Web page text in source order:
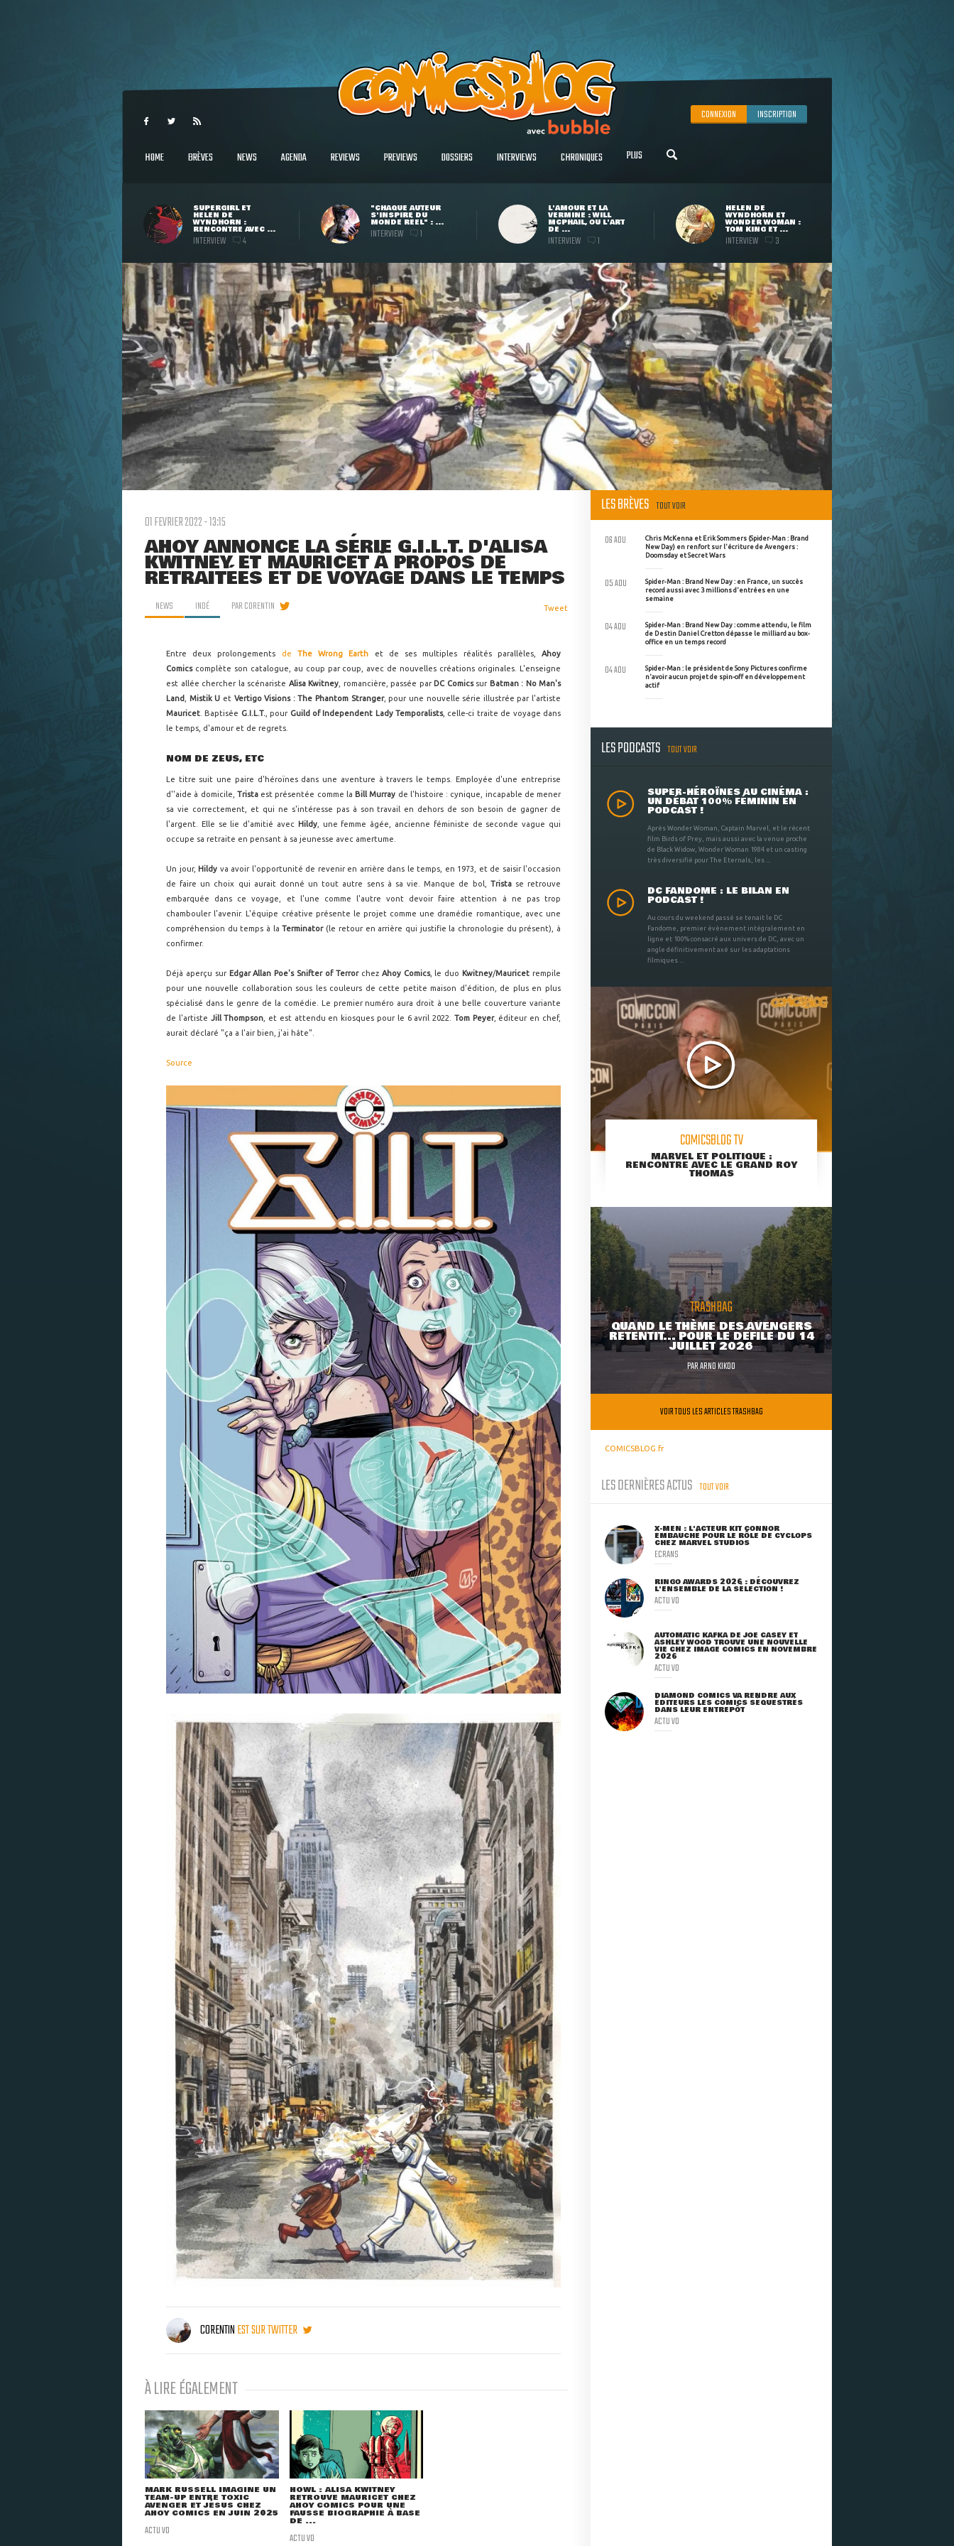
CONNEXION INSCRIPTION
HOME BRÈVES NEWS AGENDA REVIEWS PREVIEWS DOSSIERS INTERVIEWS CHRONIQUES PLUS
SUPERGIRL ET
HELEN DE
WYNDHORN :
RENCONTRE AVEC ...
INTERVIEW 4
"CHAQUE AUTEUR
S'INSPIRE DU
MONDE RÉEL" : ...
INTERVIEW 1
L'AMOUR ET LA
VERMINE : WILL
MCPHAIL, OU L'ART
DE ...
INTERVIEW 1
HELEN DE
WYNDHORN ET
WONDER WOMAN :
TOM KING ET ...
INTERVIEW 3
01 FEVRIER 2022 - 13:15
AHOY ANNONCE LA SÉRIE G.I.L.T. D'ALISA
KWITNEY ET MAURICET À PROPOS DE
RETRAITÉES ET DE VOYAGE DANS LE TEMPS
NEWS INDÉ PARCORENTIN Tweet
Entre deux prolongements de The Wrong Earth et de ses multiples réalités parallèles,Ahoy
Comicscomplète son catalogue, au coup par coup, avec de nouvelles créations originales. L'enseigne
est allée chercher la scénariste Alisa Kwitney , romancière, passée par DC Comicssur Batman : No Man's
Land
Mistik U et Vertigo Visions : The Phantom Stranger, pour une nouvelle série illustrée par l'artiste
Mauricet . Baptisée G.I.L.T. , pour Guild of Independent Lady Temporalists, celle-ci traite de voyage dans
le temps, d'amour et de regrets.
NOM DE ZEUS, ETC
Le titre suit une paire d'héroïnes dans une aventure à travers le temps. Employée d'une entreprise
d''aide à domicile, Tristaest présentée comme la Bill Murray de l'histoire : cynique, incapable de mener
sa vie correctement, et qui ne s'intéresse pas à son travail en dehors de son besoin de gagner de
l'argent. Elle se lie d'amitié avec
Hildy, une femme âgée, ancienne féministe de seconde vague qui
occupe sa retraite en pensant à sa jeunesse avec amertume.
Un jour, Hildy va avoir l'opportunité de revenir en arrière dans le temps, en 1973, et de saisir l'occasion
de faire un choix qui aurait donné un tout autre sens à sa vie. Manque de bol, Tristase retrouve
embarquée dans ce voyage, et l'une comme l'autre vont devoir faire attention à ne pas trop
chambouler l'avenir. L'équipe créative présente le projet comme une dramédie romantique, avec une
compréhension du temps à laTerminator(le retour en arrière qui justifie la chronologie du présent), à
confirmer.
Déjà aperçu sur Edgar Allan Poe's Snifter of Terrorchez Ahoy Comics, le duo Kwitney/Mauricet rempile
pour une nouvelle collaboration sous les couleurs de cette petite maison d'édition, de plus en plus
spécialisé dans le genre de la comédie. Le premier numéro aura droit à une belle couverture variante
de l'artiste Jill Thompson , et est attendu en kiosques pour le 6 avril 2022. Tom Peyer, éditeur en chef,
aurait déclaré "ça a l'air bien, j'ai hâte".
Source
CORENTINEST SUR TWITTER
À LIRE ÉGALEMENT
MARK RUSSELL IMAGINE UN
TEAM-UP ENTRE TOXIC
AVENGER ET JÉSUS CHEZ
AHOY COMICS EN JUIN 2025
ACTU VO
HOWL : ALISA KWITNEY
RETROUVE MAURICET CHEZ
AHOY COMICS POUR UNE
FAUSSE BIOGRAPHIE À BASE
DE ...
ACTU VO
LES BRÈVES TOUT VOIR
Chris McKenna et Erik Sommers (Spider-Man : Brand
New Day) en renfort sur l'écriture de Avengers :
Doomsday et Secret Wars
06 AOU
Spider-Man : Brand New Day : en France, un succès
record aussi avec 3 millions d'entrées en une
semaine
05 AOU
Spider-Man : Brand New Day : comme attendu, le film
de Destin Daniel Cretton dépasse le milliard au box-
office en un temps record
04 AOU
Spider-Man : le président de Sony Pictures confirme
n'avoir aucun projet de spin-off en développement
actif
04 AOU
LES PODCASTS TOUT VOIR
SUPER-HÉROÏNES AU CINÉMA :
UN DÉBAT 100% FÉMININ EN
PODCAST !
Après Wonder Woman, Captain Marvel, et le récent
film Birds of Prey, mais aussi avec la venue proche
de Black Widow, Wonder Woman 1984 et un casting
très diversifié pour The Eternals, les ...
DC FANDOME : LE BILAN EN
PODCAST !
Au cours du weekend passé se tenait le DC
Fandome, premier évènement intégralement en
ligne et 100% consacré aux univers de DC, avec un
angle définitivement axé sur les adaptations
filmiques ...
COMICSBLOG TV
MARVEL ET POLITIQUE :
RENCONTRE AVEC LE GRAND ROY
THOMAS
TRASHBAG
QUAND LE THÈME DES AVENGERS
RETENTIT... POUR LE DÉFILÉ DU 14
JUILLET 2026
PARARNO KIKOO
VOIR TOUS LES ARTICLES TRASHBAG
COMICSBLOG.fr
LES DERNIÈRES ACTUS TOUT VOIR
X-MEN : L'ACTEUR KIT CONNOR
EMBAUCHÉ POUR LE RÔLE DE CYCLOPS
CHEZ MARVEL STUDIOS
ECRANS
RINGO AWARDS 2026 : DÉCOUVREZ
L'ENSEMBLE DE LA SÉLECTION !
ACTU VO
AUTOMATIC KAFKA DE JOE CASEY ET
ASHLEY WOOD TROUVE UNE NOUVELLE
VIE CHEZ IMAGE COMICS EN NOVEMBRE
2026
ACTU VO
DIAMOND COMICS VA RENDRE AUX
ÉDITEURS LES COMICS SÉQUESTRÉS
DANS LEUR ENTREPÔT
ACTU VO